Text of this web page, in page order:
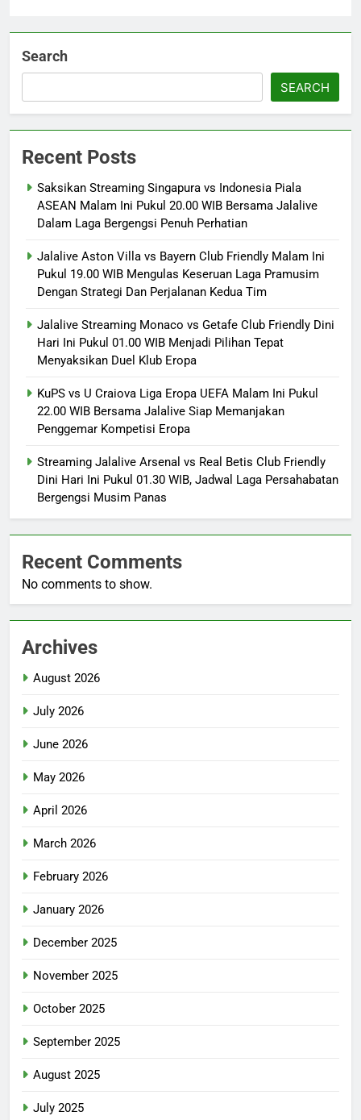
Search
SEARCH
Recent Posts
Saksikan Streaming Singapura vs Indonesia Piala
ASEAN Malam Ini Pukul 20.00 WIB Bersama Jalalive
Dalam Laga Bergengsi Penuh Perhatian
Jalalive Aston Villa vs Bayern Club Friendly Malam Ini
Pukul 19.00 WIB Mengulas Keseruan Laga Pramusim
Dengan Strategi Dan Perjalanan Kedua Tim
Jalalive Streaming Monaco vs Getafe Club Friendly Dini
Hari Ini Pukul 01.00 WIB Menjadi Pilihan Tepat
Menyaksikan Duel Klub Eropa
KuPS vs U Craiova Liga Eropa UEFA Malam Ini Pukul
22.00 WIB Bersama Jalalive Siap Memanjakan
Penggemar Kompetisi Eropa
Streaming Jalalive Arsenal vs Real Betis Club Friendly
Dini Hari Ini Pukul 01.30 WIB, Jadwal Laga Persahabatan
Bergengsi Musim Panas
Recent Comments
No comments to show.
Archives
August 2026
July 2026
June 2026
May 2026
April 2026
March 2026
February 2026
January 2026
December 2025
November 2025
October 2025
September 2025
August 2025
July 2025